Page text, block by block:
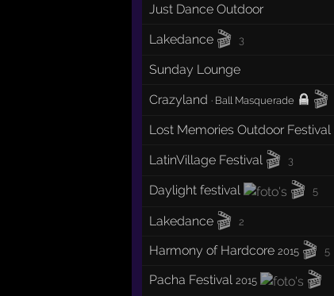
Just Dance Outdoor
Lakedance 🎬 3
Sunday Lounge
Crazyland · Ball Masquerade 🎬
Lost Memories Outdoor Festival
LatinVillage Festival 🎬 3
Daylight festival
🎬 5
Lakedance 🎬 2
Harmony of Hardcore2015 🎬 5
Pacha Festival2015 🎬